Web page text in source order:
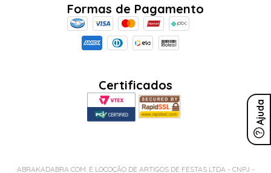
Ajuda
Formas de Pagamento
Certificados
ABRAKADABRA COM. E LOCOÇÃO DE ARTIGOS DE FESTAS LTDA - CNPJ -